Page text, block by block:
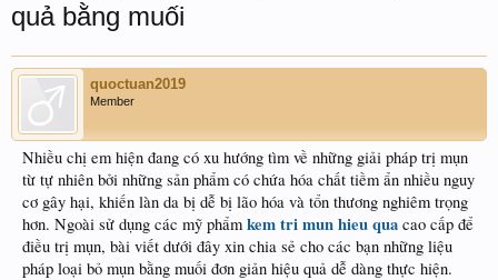
quả bằng muối
quoctuan2019
Member
Nhiều chị em hiện đang có xu hướng tìm về những giải pháp trị mụn
từ tự nhiên bởi những sản phẩm có chứa hóa chất tiềm ẩn nhiều nguy
cơ gây hại, khiến làn da bị dễ bị lão hóa và tổn thương nghiêm trọng
hơn. Ngoài sử dụng các mỹ phẩm kem tri mun hieu qua cao cấp để
điều trị mụn, bài viết dưới đây xin chia sẻ cho các bạn những liệu
pháp loại bỏ mụn bằng muối đơn giản hiệu quả dễ dàng thực hiện.